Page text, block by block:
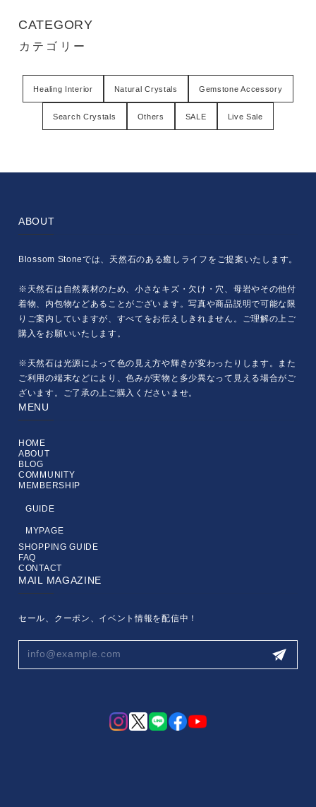
CATEGORY
カテゴリー
Healing Interior Natural Crystals Gemstone Accessory
Search Crystals Others SALE Live Sale
ABOUT
Blossom Stoneでは、天然石のある癒しライフをご提案いたします。
※天然石は自然素材のため、小さなキズ・欠け・穴、母岩やその他付
着物、内包物などあることがございます。写真や商品説明で可能な限
りご案内していますが、すべてをお伝えしきれません。ご理解の上ご
購入をお願いいたします。
※天然石は光源によって色の見え方や輝きが変わったりします。また
ご利用の端末などにより、色みが実物と多少異なって見える場合がご
ざいます。ご了承の上ご購入くださいませ。
MENU
HOME
ABOUT
BLOG
COMMUNITY
MEMBERSHIP
GUIDE
MYPAGE
SHOPPING GUIDE
FAQ
CONTACT
MAIL MAGAZINE
セール、クーポン、イベント情報を配信中！